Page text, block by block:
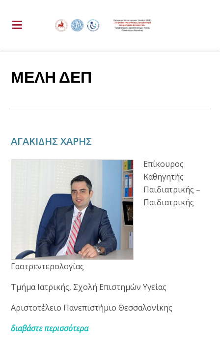
ΜΕΛΗ ΔΕΠ
ΑΓΑΚΙΔΗΣ ΧΑΡΗΣ
Επίκουρος
Καθηγητής
Παιδιατρικής –
Παιδιατρικής
Γαστρεντερολογίας
Τμήμα Ιατρικής, Σχολή Επιστημών Υγείας
Αριστοτέλειο Πανεπιστήμιο Θεσσαλονίκης
διαβάστε περισσότερα